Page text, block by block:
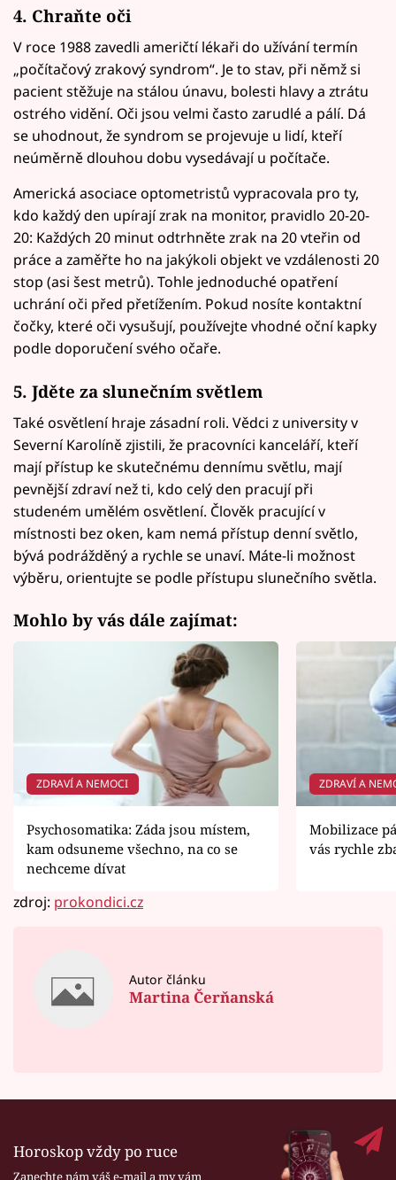
4. Chraňte oči
V roce 1988 zavedli američtí lékaři do užívání termín
„počítačový zrakový syndrom“. Je to stav, při němž si
pacient stěžuje na stálou únavu, bolesti hlavy a ztrátu
ostrého vidění. Oči jsou velmi často zarudlé a pálí. Dá
se uhodnout, že syndrom se projevuje u lidí, kteří
neúměrně dlouhou dobu vysedávají u počítače.
Americká asociace optometristů vypracovala pro ty,
kdo každý den upírají zrak na monitor, pravidlo 20-20-
20: Každých 20 minut odtrhněte zrak na 20 vteřin od
práce a zaměřte ho na jakýkoli objekt ve vzdálenosti 20
stop (asi šest metrů). Tohle jednoduché opatření
uchrání oči před přetížením. Pokud nosíte kontaktní
čočky, které oči vysušují, používejte vhodné oční kapky
podle doporučení svého očaře.
5. Jděte za slunečním světlem
Také osvětlení hraje zásadní roli. Vědci z university v
Severní Karolíně zjistili, že pracovníci kanceláří, kteří
mají přístup ke skutečnému dennímu světlu, mají
pevnější zdraví než ti, kdo celý den pracují při
studeném umělém osvětlení. Člověk pracující v
místnosti bez oken, kam nemá přístup denní světlo,
bývá podrážděný a rychle se unaví. Máte-li možnost
výběru, orientujte se podle přístupu slunečního světla.
Mohlo by vás dále zajímat:
ZDRAVÍ A NEMOCI
Psychosomatika: Záda jsou místem,
kam odsuneme všechno, na co se
nechceme dívat
ZDRAVÍ A
Mobilizace
vás rychle
zdroj: prokondici.cz
Autor článku
Martina Čerňanská
Horoskop vždy po ruce
Zanechte nám váš e-mail a my vám